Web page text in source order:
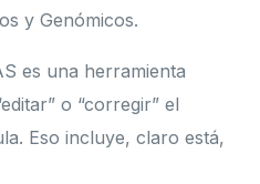
y Genómicos.
es una herramienta
o “corregir” el
Eso incluye, claro está,